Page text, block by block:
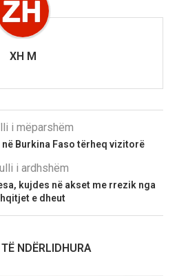
XH M
i mëparshëm
Burkina Faso tërheq vizitorë
i ardhshëm
kujdes në akset me rrezik nga
e dheut
NDËRLIDHURA